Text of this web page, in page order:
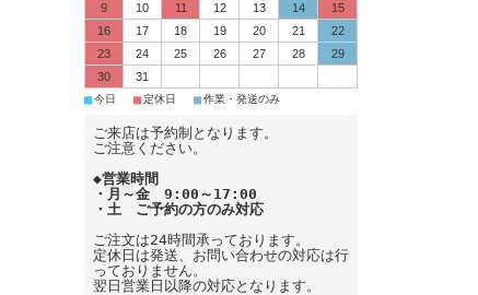
9
10 11 12 13 14
15
16
17 18 19 20 21
22
23
24 25 26 27 28
29
30
31
■今日 ■定休日 ■作業・発送のみ
ご来店は予約制となります。
ご注意ください。
◆営業時間
・月～金 9:00～17:00
・土 ご予約の方のみ対応
ご注文は24時間承っております。
定休日は発送、お問い合わせの対応は行
っておりません。
翌日営業日以降の対応となります。